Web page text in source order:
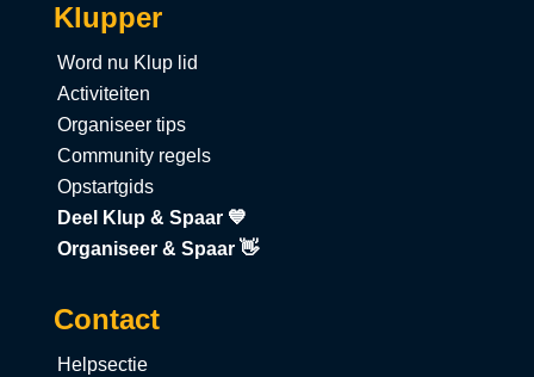
Klupper
Word nu Klup lid
Activiteiten
Organiseer tips
Community regels
Opstartgids
Deel Klup & Spaar 💙
Organiseer & Spaar 👋
Contact
Helpsectie